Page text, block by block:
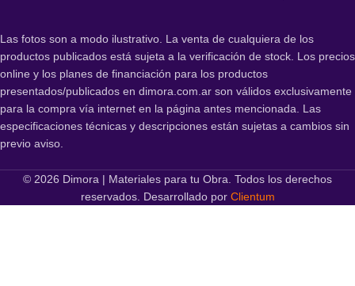
Las fotos son a modo ilustrativo. La venta de cualquiera de los
productos publicados está sujeta a la verificación de stock. Los precios
online y los planes de financiación para los productos
presentados/publicados en dimora.com.ar son válidos exclusivamente
para la compra vía internet en la página antes mencionada. Las
especificaciones técnicas y descripciones están sujetas a cambios sin
previo aviso.
© 2026 Dimora | Materiales para tu Obra. Todos los derechos
reservados. Desarrollado por Clientum